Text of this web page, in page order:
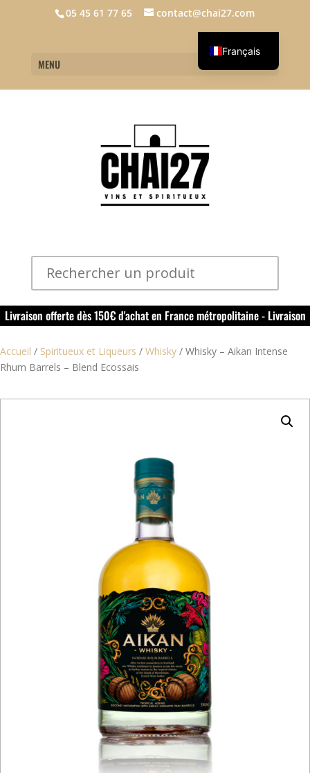
05 45 61 77 65 contact@chai27.com
MENU
Livraison offerte dès 150€ d'achat en France métropolitaine - Livraison
offerte dans le rouillacais (16) dès 50€ d'achat
Accueil / Spiritueux et Liqueurs / Whisky / Whisky – Aikan Intense
Rhum Barrels – Blend Ecossais
Français
English